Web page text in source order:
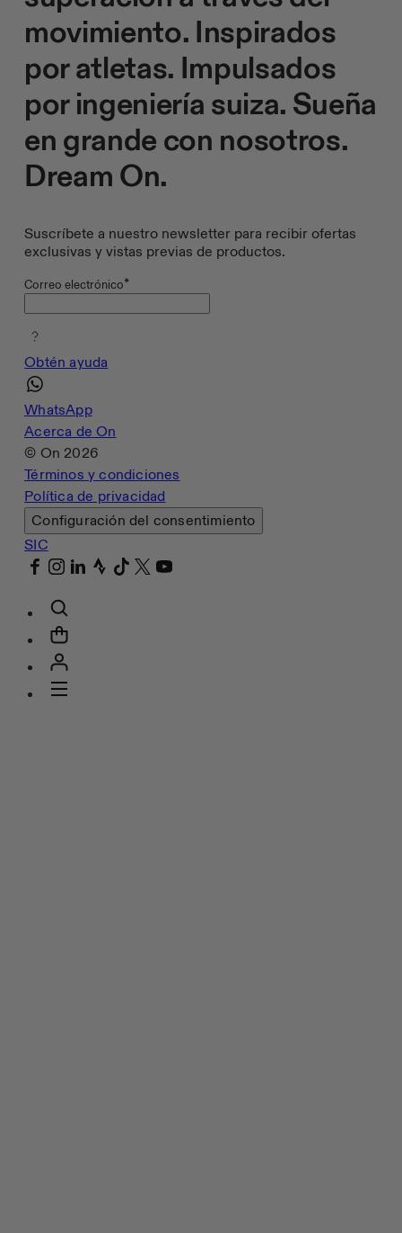
movimiento. Inspirados
por atletas. Impulsados
por ingeniería suiza. Sueña
en grande con nosotros.
Dream On.
Suscríbete a nuestro newsletter para recibir ofertas
exclusivas y vistas previas de productos.
Correo electrónico*
Obtén ayuda
WhatsApp
Acerca de On
© On 2026
Términos y condiciones
Política de privacidad
Configuración del consentimiento
SIC